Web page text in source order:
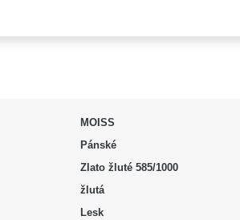
MOISS
Pánské
Zlato žluté 585/1000
žlutá
Lesk